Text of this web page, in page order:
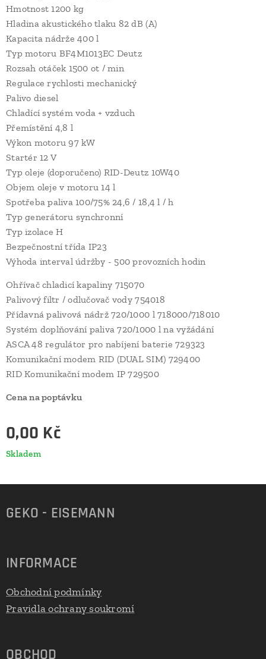
Hmotnost 1200 kg
Hladina akustického tlaku 82 dB (A)
Kapacita nádrže 400 l
Typ motoru BF4M1013EC Deutz
Rozsah otáček 1500 ot / min
Regulace rychlosti mechanický
Palivo diesel
Chladící systém voda + vzduch
Přemístění 4,8 l
Výkon motoru 97 kW
Startér 12 V
Typ oleje (doporučeno) RID-Deutz 10W40
Objem oleje v motoru 14 l
Spotřeba paliva 100/75% 24,6 / 18,4 l / h
Typ generátoru synchronní
Typ izolace H
Bezpečnostní třída IP23
Výhoda interval údržby - 500 provozních hodin
Ohřívač chladicí kapaliny 715070
Palivový filtr / odlučovač vody 754018
Přídavná palivová nádrž 720/1000 l 718000/718010
Systém doplňování paliva 720/1000 l na vyžádání
ASCA 48 regulátor pro nabíjení baterie 729323
Komunikační modem RID (DUAL SIM) 729400
RID Komunikační modem IP 729500
Cena na poptávku
0,00 Kč
Skladem
GEKO - EISEMANN
INFORMACE
Obchodní podmínky
Pravidla ochrany soukromí
OBCHOD